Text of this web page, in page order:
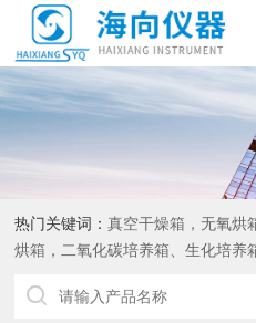
热门关键词：真空干燥箱，无氧烘
烘箱，二氧化碳培养箱、生化培养